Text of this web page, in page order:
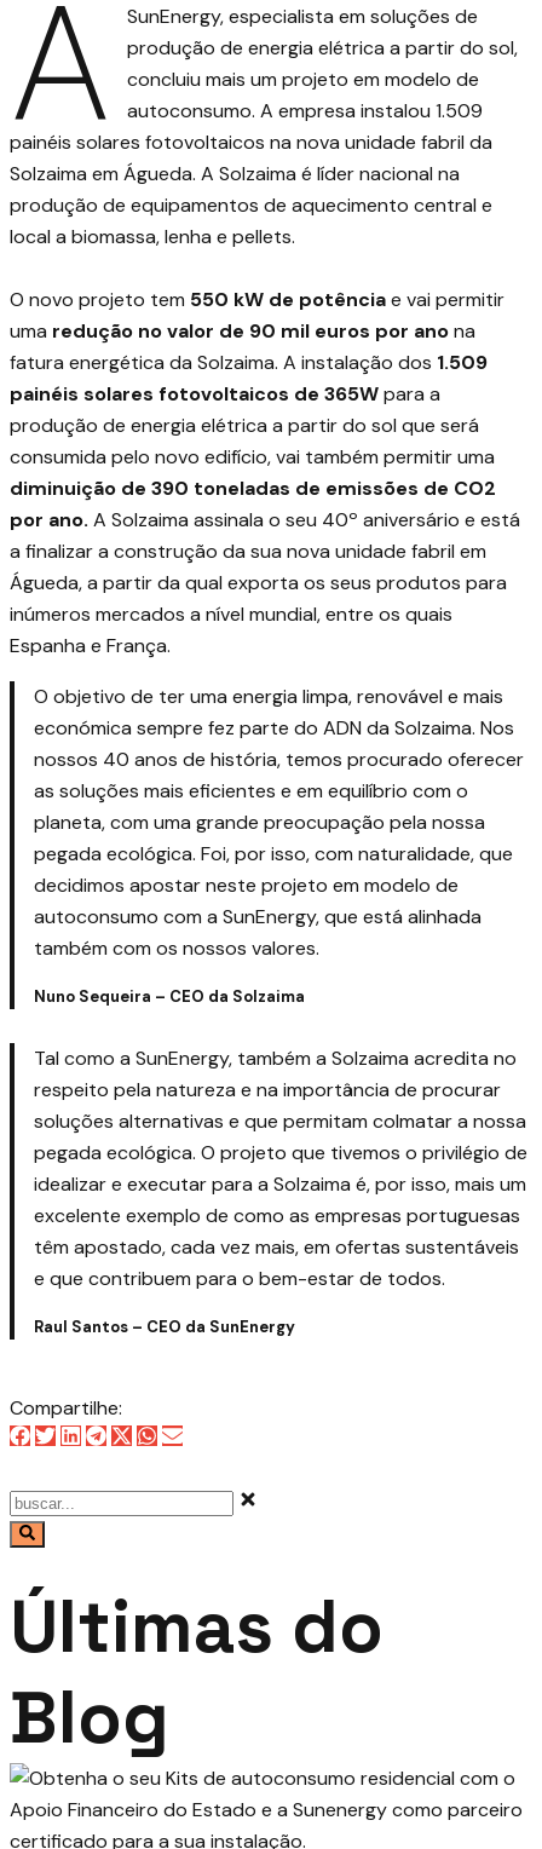
A SunEnergy, especialista em soluções de
produção de energia elétrica a partir do sol,
concluiu mais um projeto em modelo de
autoconsumo. A empresa instalou 1.509
painéis solares fotovoltaicos na nova unidade fabril da
Solzaima em Águeda. A Solzaima é líder nacional na
produção de equipamentos de aquecimento central e
local a biomassa, lenha e pellets.
O novo projeto tem 550 kW de potênciae vai permitir
uma redução no valor de 90 mil euros por anona
fatura energética da Solzaima. A instalação dos 1.509
painéis solares fotovoltaicos de 365Wpara a
produção de energia elétrica a partir do sol que será
consumida pelo novo edifício, vai também permitir uma
diminuição de 390 toneladas de emissões de CO2
por ano. A Solzaima assinala o seu 40º aniversário e está
a finalizar a construção da sua nova unidade fabril em
Águeda, a partir da qual exporta os seus produtos para
inúmeros mercados a nível mundial, entre os quais
Espanha e França.
O objetivo de ter uma energia limpa, renovável e mais
económica sempre fez parte do ADN da Solzaima. Nos
nossos 40 anos de história, temos procurado oferecer
as soluções mais eficientes e em equilíbrio com o
planeta, com uma grande preocupação pela nossa
pegada ecológica. Foi, por isso, com naturalidade, que
decidimos apostar neste projeto em modelo de
autoconsumo com a SunEnergy, que está alinhada
também com os nossos valores.
Nuno Sequeira – CEO da Solzaima
Tal como a SunEnergy, também a Solzaima acredita no
respeito pela natureza e na importância de procurar
soluções alternativas e que permitam colmatar a nossa
pegada ecológica. O projeto que tivemos o privilégio de
idealizar e executar para a Solzaima é, por isso, mais um
excelente exemplo de como as empresas portuguesas
têm apostado, cada vez mais, em ofertas sustentáveis
e que contribuem para o bem-estar de todos.
Raul Santos – CEO da SunEnergy
Compartilhe:
Últimas do
Blog